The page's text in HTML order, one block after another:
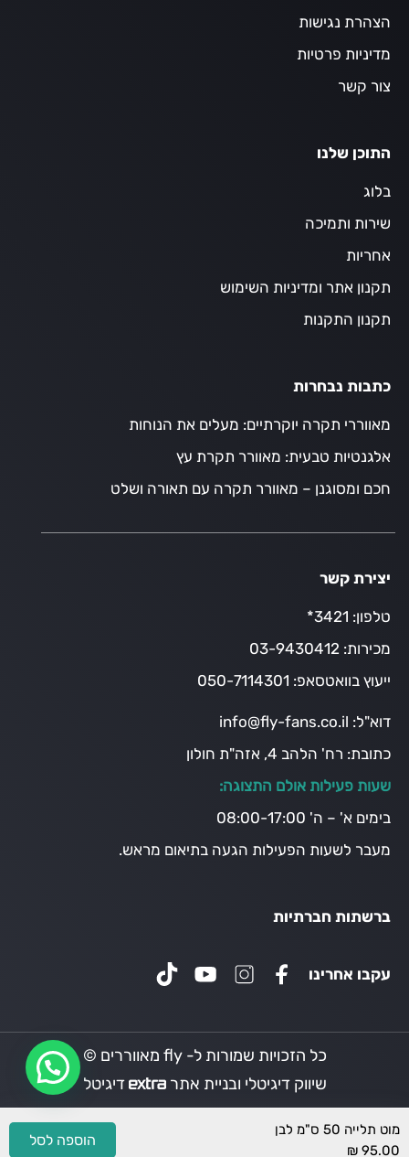
מוט תלייה 50 ס"מ לבן
95.00
₪
הוספה לסל
הצהרת נגישות
מדיניות פרטיות
צור קשר
התוכן שלנו
בלוג
שירות ותמיכה
אחריות
תקנון אתר ומדיניות השימוש
תקנון התקנות
כתבות נבחרות
מאווררי תקרה יוקרתיים: מעלים את הנוחות
אלגנטיות טבעית: מאוורר תקרת עץ
חכם ומסוגנן – מאוורר תקרה עם תאורה ושלט
יצירת קשר
טלפון: 3421*
מכירות: 03-9430412
ייעוץ בוואטסאפ: 050-7114301
דוא"ל: info@fly-fans.co.il
כתובת: רח' הלהב 4, אזה"ת חולון
שעות פעילות אולם התצוגה:
בימים א' – ה' 08:00-17:00
מעבר לשעות הפעילות הגעה בתיאום מראש.
ברשתות חברתיות
עקבו אחרינו
כל הזכויות שמורות ל- fly מאווררים ©
שיווק דיגיטלי ובניית אתר
דיגיטל